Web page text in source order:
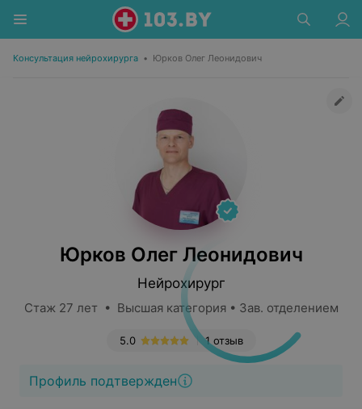
Консультация нейрохирурга • Юрков Олег Леонидович
Юрков Олег Леонидович
Нейрохирург
Стаж 27 лет • Высшая категория • Зав. отделением
1 отзыв
5.0
Профиль подтвержден